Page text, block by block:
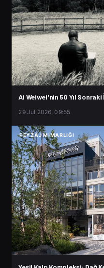
Ai Weiwei'nin 50 Yıl
29 Jul 2026, 09:55
PEYZAJ MIMARLIĞI